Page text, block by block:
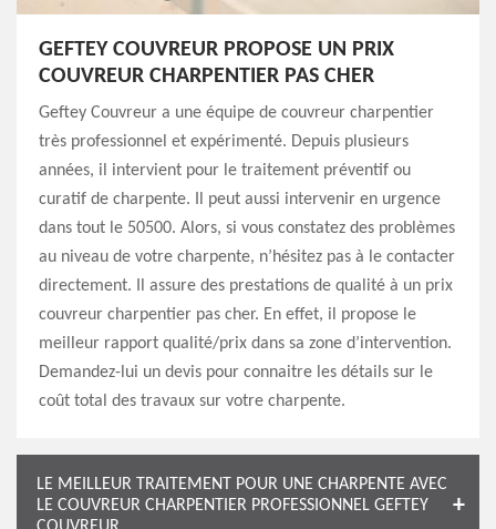
GEFTEY COUVREUR PROPOSE UN PRIX
COUVREUR CHARPENTIER PAS CHER
Geftey Couvreur a une équipe de couvreur charpentier
très professionnel et expérimenté. Depuis plusieurs
années, il intervient pour le traitement préventif ou
curatif de charpente. Il peut aussi intervenir en urgence
dans tout le 50500. Alors, si vous constatez des problèmes
au niveau de votre charpente, n’hésitez pas à le contacter
directement. Il assure des prestations de qualité à un prix
couvreur charpentier pas cher. En effet, il propose le
meilleur rapport qualité/prix dans sa zone d’intervention.
Demandez-lui un devis pour connaitre les détails sur le
coût total des travaux sur votre charpente.
LE MEILLEUR TRAITEMENT POUR UNE CHARPENTE AVEC
LE COUVREUR CHARPENTIER PROFESSIONNEL GEFTEY